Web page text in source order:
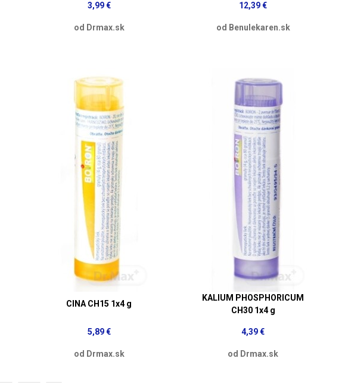
3,99 €
od Drmax.sk
12,39 €
od Benulekaren.sk
CINA CH15 1x4 g
5,89 €
od Drmax.sk
KALIUM PHOSPHORICUM
CH30 1x4 g
4,39 €
od Drmax.sk